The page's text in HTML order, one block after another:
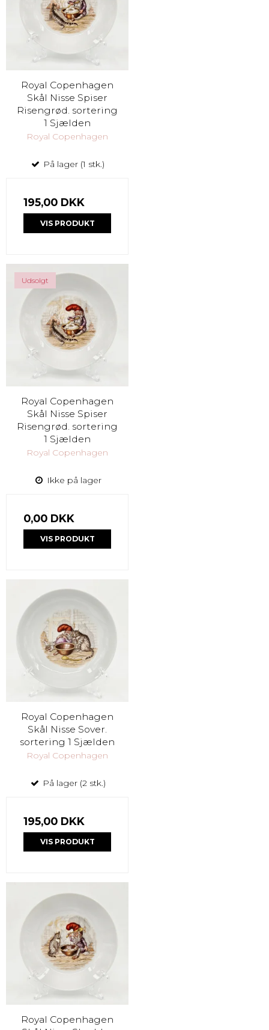
Royal Copenhagen
Skål Nisse Spiser
Risengrød. sortering
1 Sjælden
Royal Copenhagen
På lager (1 stk.)
195,00 DKK
VIS PRODUKT
Udsolgt
Royal Copenhagen
Skål Nisse Spiser
Risengrød. sortering
1 Sjælden
Royal Copenhagen
Ikke på lager
0,00 DKK
VIS PRODUKT
Royal Copenhagen
Skål Nisse Sover.
sortering 1 Sjælden
Royal Copenhagen
På lager (2 stk.)
195,00 DKK
VIS PRODUKT
Royal Copenhagen